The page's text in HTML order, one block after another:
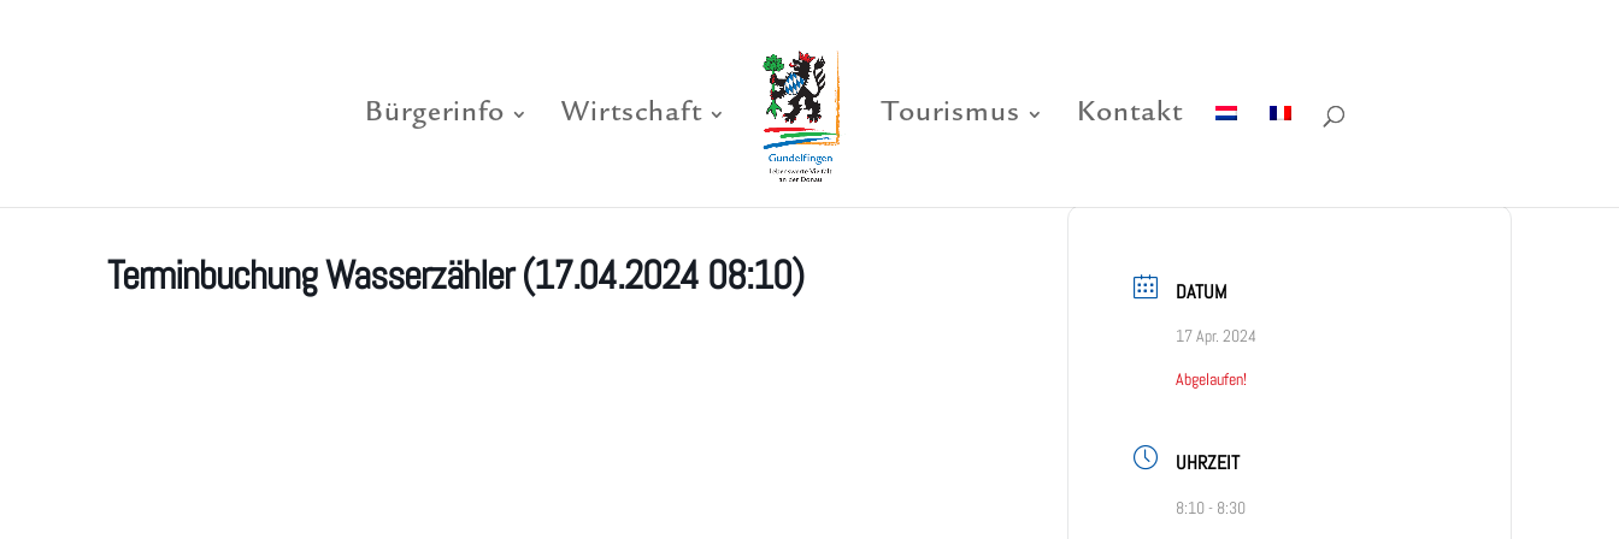
Bürgerinfo Wirtschaft Tourismus Kontakt
Terminbuchung Wasserzähler (17.04.2024 08:10) DATUM
17 Apr. 2024
Abgelaufen!
UHRZEIT
8:10 - 8:30